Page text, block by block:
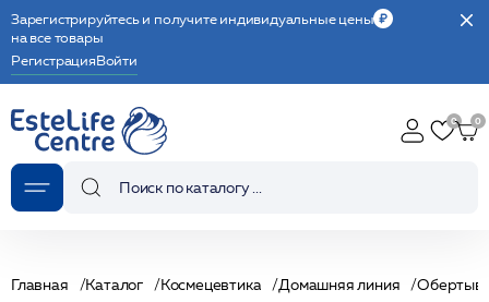
Зарегистрируйтесь и получите индивидуальные цены
на все товары
РегистрацияВойти
Главная Каталог Космецевтика Домашняя линия